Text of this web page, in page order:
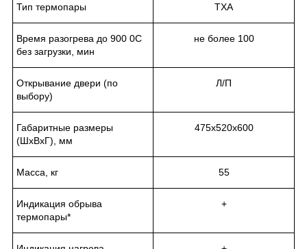
Тип термопары ТХА
Время разогрева до 900 0С
без загрузки, мин
не более 100
Открывание двери (по
выбору)
Л/П
Габаритные размеры
(ШхВхГ), мм
475х520х600
Масса, кг 55
Индикация обрыва
термопары*
+